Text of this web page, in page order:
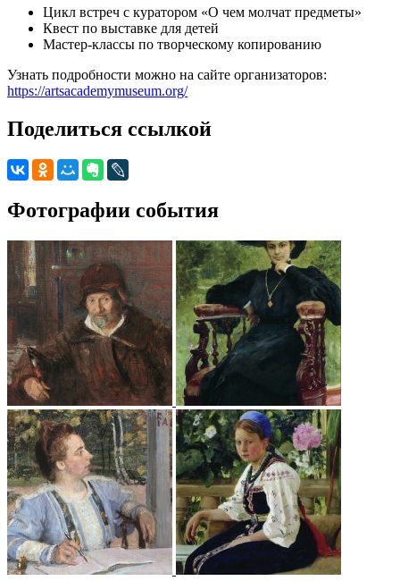
Цикл встреч с куратором «О чем молчат предметы»
Квест по выставке для детей
Мастер-классы по творческому копированию
Узнать подробности можно на сайте организаторов:
https://artsacademymuseum.org/
Поделиться ссылкой
Фотографии события